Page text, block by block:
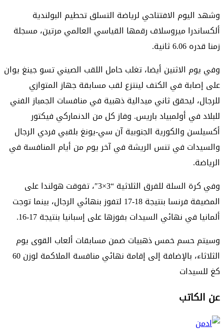
وشهد اليوم الافتتاحي لرياضة التسلق تحطيم البولندية
ألكساندرا ميروسلاف رقمها القياسي العالمي مرتين، مسجلة
زمنا قدره 6.06 ثانية.
وفي يوم الاثنين أيضا، تغلب حامل اللقب الصيني تسو جينغ يوان
على إصابة في الكتف لينتزع لقب مسابقة جهاز المتوازي
للرجال، ليحقق ثاني ميدالية ذهبية في منافسات الجمباز الفني
للبلاد في أولمبياد باريس. وفاز كل من الدنماركي فيكتور
أكسيلسن والكورية الجنوبية آن سي-يونغ بلقبي فردي الرجال
والسيدات في تنس الريشة في آخر يوم من أيام المنافسة في
الرياضة.
وفي كرة السلة للفرق الثلاثية “3×3″، تفوقت هولندا على
المضيفة فرنسا بنتيجة 18-17 لتفوز بنهائي الرجال، بينما توجت
ألمانيا في نهائي السيدات بفوزها على إسبانيا بنتيجة 17-16.
وسيتم حسم خمس ذهبيات ضمن مسابقات ألعاب القوى يوم
الثلاثاء، بالإضافة إلى إقامة نهائي منافسة الملاكمة لوزن 60
كغ للسيدات
عن الكاتب